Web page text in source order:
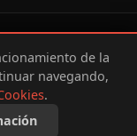
porAndrés
reservados.
| Aviso Legal
de la
navegando,
.